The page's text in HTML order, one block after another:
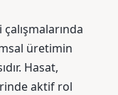
üretimin
Hasat,
aktif rol